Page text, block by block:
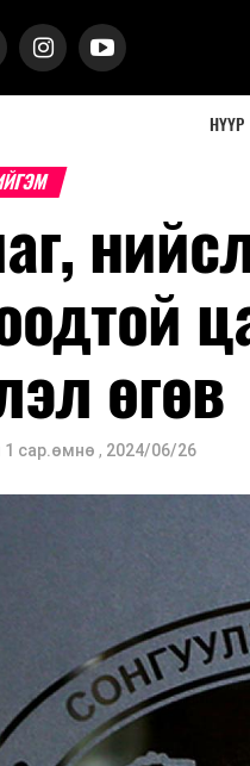
НҮҮР
өгөв
1 сар.өмнө , 2024/06/26